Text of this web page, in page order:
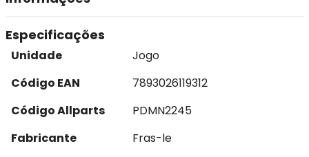
Especificações
Unidade
Jogo
Código EAN
7893026119312
Código Allparts
PDMN2245
Fabricante
Fras-le